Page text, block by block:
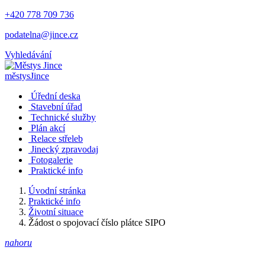
+420 778 709 736
podatelna@jince.cz
Vyhledávání
městysJince
Úřední deska
Stavební úřad
Technické služby
Plán akcí
Relace střeleb
Jinecký zpravodaj
Fotogalerie
Praktické info
Úvodní stránka
Praktické info
Životní situace
Žádost o spojovací číslo plátce SIPO
nahoru